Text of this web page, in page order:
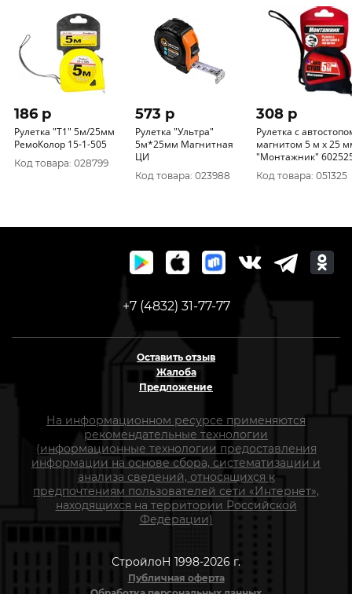
186 p
Рулетка "Т1" 5м/25мм
РемоКолор 15-1-505
Код товара: 028799
573 p
Рулетка "Ультра"
5м*25мм Магнитная
ЦИ
Код товара: 023988
308 p
Рулетка с
магнитом 5 м х 25
"Монтажник"
Код товара: 051325
+7 (4832) 31-77-77
Оставить отзыв
Жалоба
Предложение
На информационном ресурсе применяются
рекомендательные технологии
(информационные технологии предоставления
информации на основе сбора, систематизации и
анализа сведений, относящихся к
предпочтениям пользователей сети «Интернет»,
находящихся на территории Российской
Федерации)
СтройлоН 1998-2026 г.
Публичная оферта